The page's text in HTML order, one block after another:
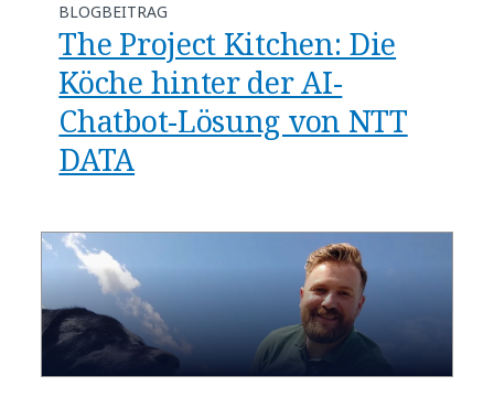
BLOGBEITRAG
The Project Kitchen: Die
Köche hinter der AI-
Chatbot-Lösung von NTT
DATA